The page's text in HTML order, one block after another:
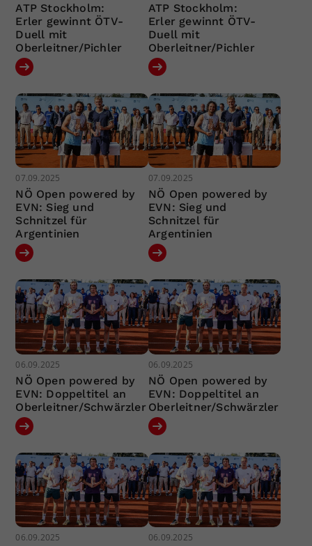
ATP Stockholm:
Erler gewinnt ÖTV-
Duell mit
Oberleitner/Pichler
ATP Stockholm:
Erler gewinnt ÖTV-
Duell mit
Oberleitner/Pichler
07.09.2025
NÖ Open powered by
EVN: Sieg und
Schnitzel für
Argentinien
07.09.2025
NÖ Open powered by
EVN: Sieg und
Schnitzel für
Argentinien
06.09.2025
NÖ Open powered by
EVN: Doppeltitel an
Oberleitner/Schwärzler
06.09.2025
NÖ Open powered by
EVN: Doppeltitel an
Oberleitner/Schwärzler
06.09.2025 06.09.2025